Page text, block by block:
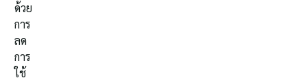
ด้วย
การ
ลด
การ
ใช้